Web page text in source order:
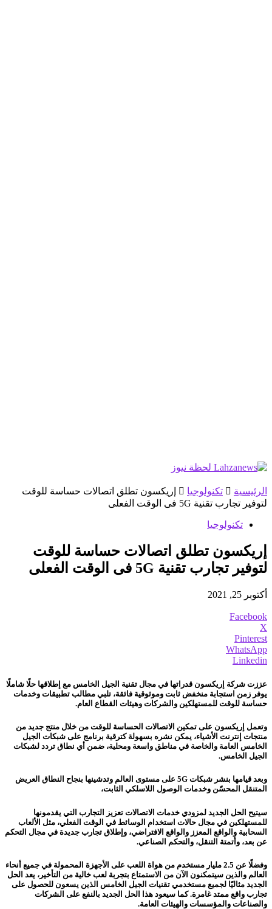
الرئيسية تكنولوجيا
إريكسون تطلق اتصالات حساسة للوقت
لتوفير تجارب تقنية 5G فى الوقت الفعلى
تكنولوجيا
إريكسون تطلق اتصالات حساسة للوقت
لتوفير تجارب تقنية 5G فى الوقت الفعلى
أكتوبر 25, 2021
Facebook
X
Pinterest
WhatsApp
Linkedin
عززت شركة إريكسون قدراتها في مجال تقنية الجيل الخامس مع إطلاقها حلًا شاملًا
يوفر زمن استجابة منخفض ثابت وموثوقية فائقة، تلبي مطالب تطبيقات وخدمات
حساسة للوقت للمستهلكين والشركات وهيئات القطاع العام.
وتعمل إريكسون على تمكين الاتصالات الحساسة للوقت من خلال منتج جديد من
منتجات إنترنت الأشياء، يمكن نشره بسهولة كترقية برنامج على شبكات الجيل
الخامس العامة والخاصة في مناطق واسعة ومحلية، ضمن أي نطاق تردد لشبكات
الجيل الخامس.
وبعد قيامها بنشر شبكات 5G على مستوى العالم وتدشينها بنجاح النطاق العريض
المتنقل المحسّن وخدمات الوصول اللاسلكي الثابت،
سيتيح الحل الجديد لمزودي خدمات الاتصالات تعزيز التجارب التي يقدمونها
للمستهلكين في مجال حالات استخدام الوسائط في الوقت الفعلي، مثل الألعاب
السحابية والواقع المعزز والواقع الافتراضي، وإطلاق تجارب جديدة في مجال التحكم
عن بعد، وأتمتة التنقل، والتحكم الصناعي.
وفضلًا عن 2.5 مليار مستخدم من هواة اللعب على الأجهزة المحمولة في جميع أنحاء
العالم والذين سيتمكنون الآن من الاستمتاع بتجربة لعب خالية من التأخير، يعد الحل
الجديد مثاليًا لجميع مستخدمي تقنيات الجيل الخامس الذين يسعون للحصول على
تجارب واقع ممتد غامرة. كما سيعود هذا الحل الجديد بالنفع على الشركات
والصناعات والمؤسسات والهيئات العامة.